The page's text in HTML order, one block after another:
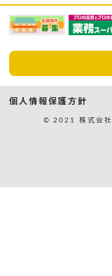
個人情報保護方針
© 2021 株式会社